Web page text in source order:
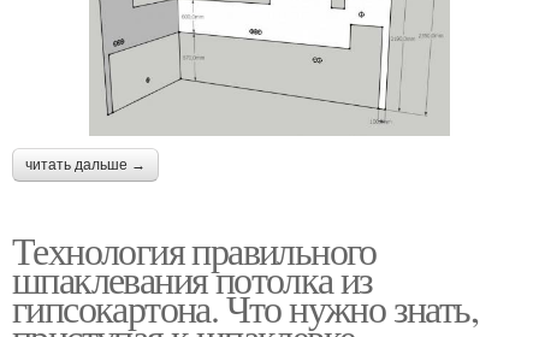
читать дальше →
Технология правильного
шпаклевания потолка из
гипсокартона. Что нужно знать,